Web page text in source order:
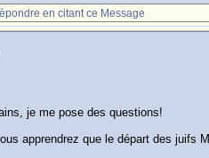
en citant ce Message
je me pose des questions!
apprendrez que le départ des juifs